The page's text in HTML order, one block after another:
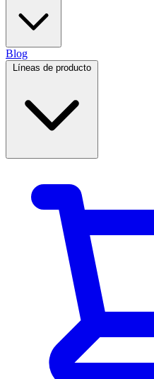
Blog
Líneas de producto